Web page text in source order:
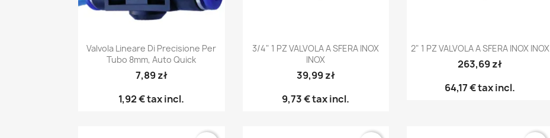
Anteprima
Valvola Lineare Di Precisione Per
Tubo 8mm, Auto Quick
7,89 zł
1,92 €tax incl.
Anteprima
3/4" 1 PZ VALVOLA A SFERA INOX
INOX
39,99 zł
9,73 €tax incl.
Anteprima
2" 1 PZ VALVOLA A SFERA INOX INOX
263,69 zł
64,17 €tax incl.